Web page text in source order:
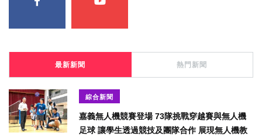
最新新聞 熱門新聞
綜合新聞
嘉義無人機競賽登場 73隊挑戰穿越賽與無人機
足球 讓學生透過競技及團隊合作 展現無人機教